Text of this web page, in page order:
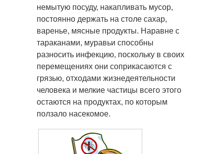
немытую посуду, накапливать мусор,
постоянно держать на столе сахар,
варенье, мясные продукты. Наравне с
тараканами, муравьи способны
разносить инфекцию, поскольку в своих
перемещениях они соприкасаются с
грязью, отходами жизнедеятельности
человека и мелкие частицы всего этого
остаются на продуктах, по которым
ползало насекомое.